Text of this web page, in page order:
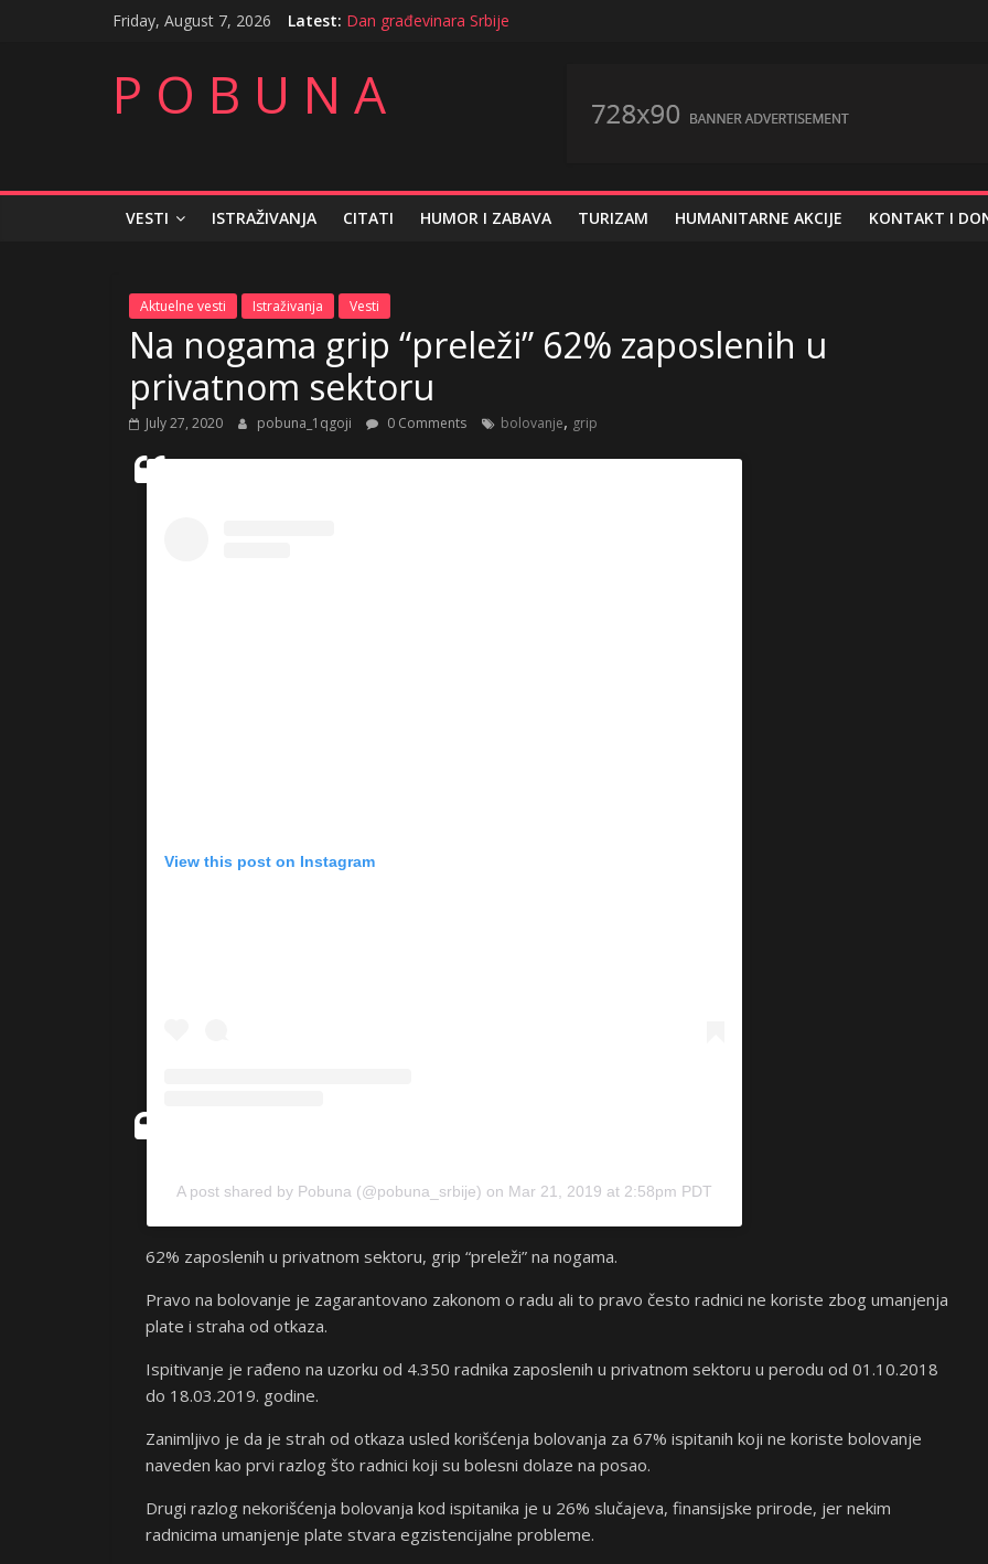
Friday, August 7, 2026 Latest: Dan građevinara Srbije
Sitan kusur težak krupnih 15.125.000 evra
Septembarsko odricanje za knjige po strukturi potrošačke korpe
P O B U N A
VESTI ISTRAŽIVANJA CITATI HUMOR I ZABAVA TURIZAM HUMANITARNE AKCIJE KONTAKT I
Aktuelne vesti Istraživanja Vesti
Na nogama grip “preleži” 62% zaposlenih u
privatnom sektoru
July 27, 2020 pobuna_1qgoji 0 Comments bolovanje, grip
View this post on Instagram
A post shared by Pobuna (@pobuna_srbije) on Mar 21, 2019 at 2:58pm PDT
62% zaposlenih u privatnom sektoru, grip “preleži” na nogama.
Pravo na bolovanje je zagarantovano zakonom o radu ali to pravo često radnici ne koriste zbog umanjenja
plate i straha od otkaza.
Ispitivanje je rađeno na uzorku od 4.350 radnika zaposlenih u privatnom sektoru u perodu od 01.10.2018
do 18.03.2019. godine.
Zanimljivo je da je strah od otkaza usled korišćenja bolovanja za 67% ispitanih koji ne koriste bolovanje
naveden kao prvi razlog što radnici koji su bolesni dolaze na posao.
Drugi razlog nekorišćenja bolovanja kod ispitanika je u 26% slučajeva, finansijske prirode, jer nekim
radnicima umanjenje plate stvara egzistencijalne probleme.